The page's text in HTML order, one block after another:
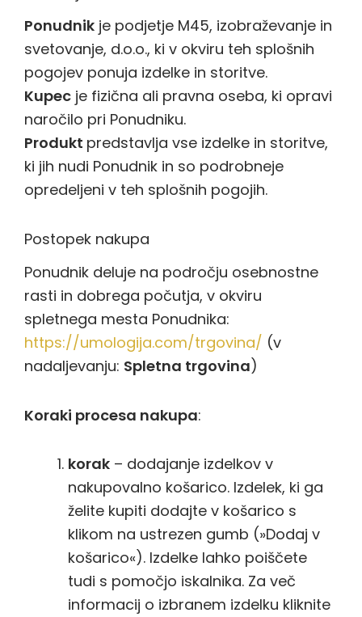
Ponudnik je podjetje M45, izobraževanje in
svetovanje, d.o.o., ki v okviru teh splošnih
pogojev ponuja izdelke in storitve.
Kupec je fizična ali pravna oseba, ki opravi
naročilo pri Ponudniku.
Produkt predstavlja vse izdelke in storitve,
ki jih nudi Ponudnik in so podrobneje
opredeljeni v teh splošnih pogojih.
Postopek nakupa
Ponudnik deluje na področju osebnostne
rasti in dobrega počutja, v okviru
spletnega mesta Ponudnika:
https://umologija.com/trgovina/ (v
nadaljevanju: Spletna trgovina)
Koraki procesa nakupa:
korak – dodajanje izdelkov v
nakupovalno košarico. Izdelek, ki ga
želite kupiti dodajte v košarico s
klikom na ustrezen gumb (»Dodaj v
košarico«). Izdelke lahko poiščete
tudi s pomočjo iskalnika. Za več
informacij o izbranem izdelku kliknite